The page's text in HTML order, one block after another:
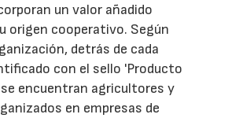
un valor añadido
origen cooperativo. Según
detrás de cada
con el sello 'Producto
encuentran agricultores y
en empresas de